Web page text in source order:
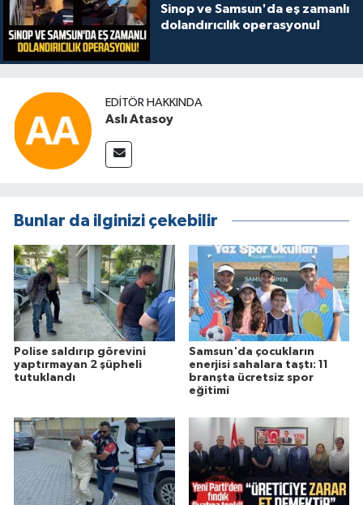
Sinop ve Samsun'da eş zamanlı
dolandırıcılık operasyonu!
EDITÖR HAKKINDA
Aslı Atasoy
Bunlar da ilginizi çekebilir
Polise saldırıp görevini
yaptırmayan 2 şüpheli
tutuklandı
Samsun'da çocukların
enerjisi sahalara taştı: 11
branşta ücretsiz spor
eğitimi